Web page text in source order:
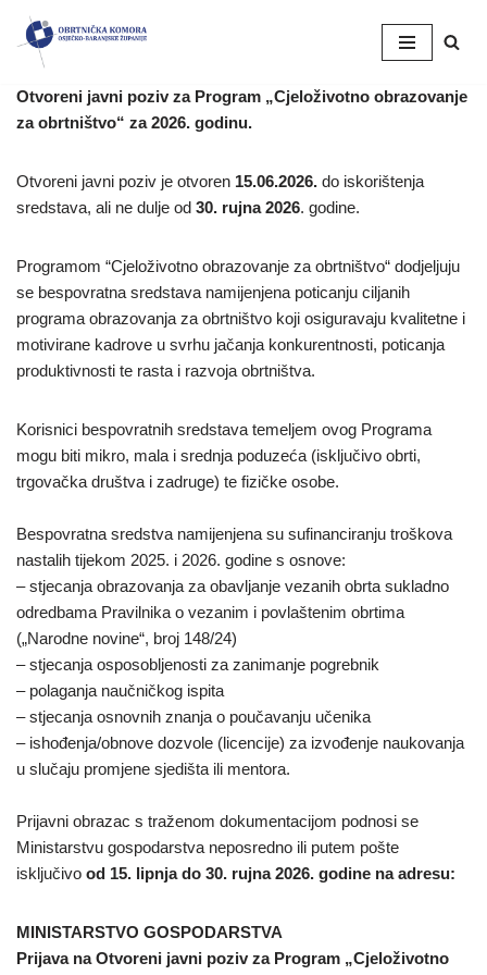
Skip
Otvoreni javni poziv za Program „Cjeloživotno obrazovanje
za obrtništvo“ za 2026. godinu.
Otvoreni javni poziv je otvoren 15.06.2026. do iskorištenja
sredstava, ali ne dulje od 30. rujna 2026. godine.
Programom “Cjeloživotno obrazovanje za obrtništvo“ dodjeljuju
se bespovratna sredstava namijenjena poticanju ciljanih
programa obrazovanja za obrtništvo koji osiguravaju kvalitetne i
motivirane kadrove u svrhu jačanja konkurentnosti, poticanja
produktivnosti te rasta i razvoja obrtništva.
Korisnici bespovratnih sredstava temeljem ovog Programa
mogu biti mikro, mala i srednja poduzeća (isključivo obrti,
trgovačka društva i zadruge) te fizičke osobe.
Bespovratna sredstva namijenjena su sufinanciranju troškova
nastalih tijekom 2025. i 2026. godine s osnove:
– stjecanja obrazovanja za obavljanje vezanih obrta sukladno
odredbama Pravilnika o vezanim i povlaštenim obrtima
(„Narodne novine“, broj 148/24)
– stjecanja osposobljenosti za zanimanje pogrebnik
– polaganja naučničkog ispita
– stjecanja osnovnih znanja o poučavanju učenika
– ishođenja/obnove dozvole (licencije) za izvođenje naukovanja
u slučaju promjene sjedišta ili mentora.
Prijavni obrazac s traženom dokumentacijom podnosi se
Ministarstvu gospodarstva neposredno ili putem pošte
isključivo od 15. lipnja do 30. rujna 2026. godine na adresu:
MINISTARSTVO GOSPODARSTVA
Prijava na Otvoreni javni poziv za Program „Cjeloživotno